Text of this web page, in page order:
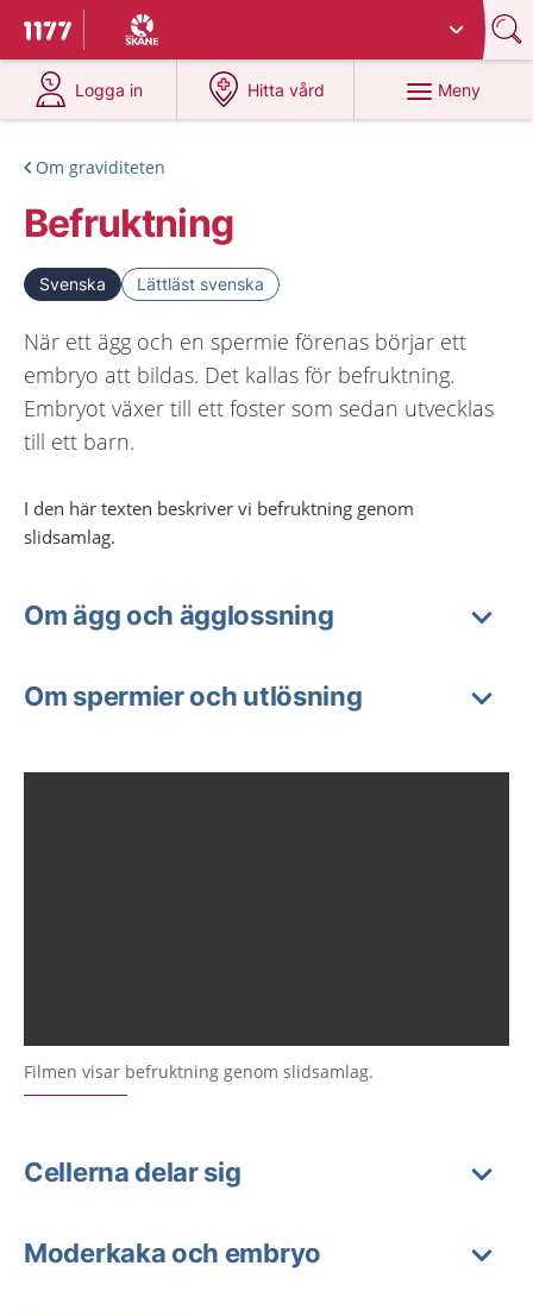
Till startsidan för 1177
Du har valt region
Logga in
på 1177.se
Hitta vård
på 1177.se
Meny
Om graviditeten
Befruktning
Svenska Lättläst svenska
När ett ägg och en spermie förenas börjar ett
embryo att bildas. Det kallas för befruktning.
Embryot växer till ett foster som sedan utvecklas
till ett barn.
I den här texten beskriver vi befruktning genom
slidsamlag.
Om ägg och ägglossning
Om spermier och utlösning
Filmen visar befruktning genom slidsamlag.
Cellerna delar sig
Moderkaka och embryo